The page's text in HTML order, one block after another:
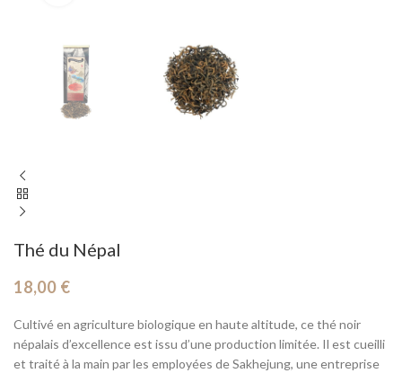
Thé du Népal
18,00 €
Cultivé en agriculture biologique en haute altitude, ce thé noir
népalais d’excellence est issu d’une production limitée. Il est cueilli
et traité à la main par les employées de Sakhejung, une entreprise